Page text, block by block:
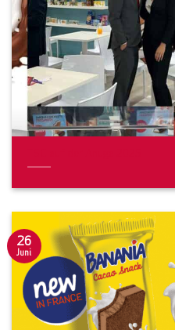
26
Juni